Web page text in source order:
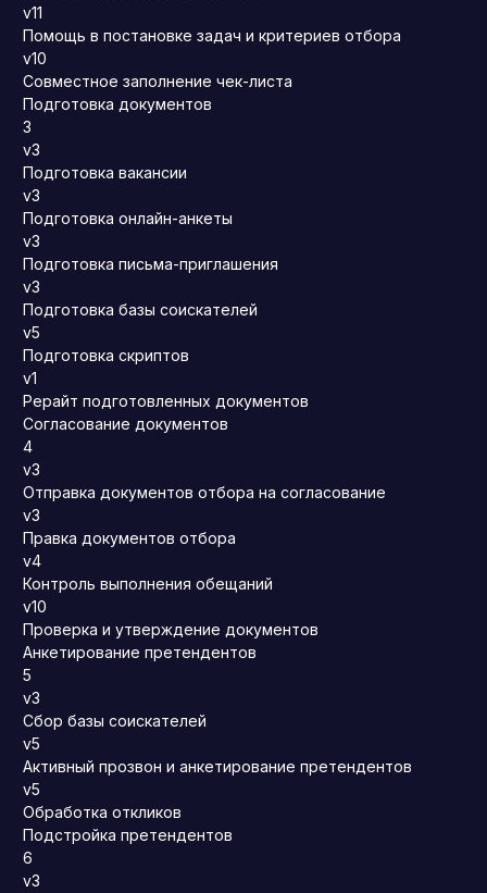
v11
Помощь в постановке задач и критериев отбора
v10
Совместное заполнение чек-листа
Подготовка документов
3
v3
Подготовка вакансии
v3
Подготовка онлайн-анкеты
v3
Подготовка письма-приглашения
v3
Подготовка базы соискателей
v5
Подготовка скриптов
v1
Рерайт подготовленных документов
Согласование документов
4
v3
Отправка документов отбора на согласование
v3
Правка документов отбора
v4
Контроль выполнения обещаний
v10
Проверка и утверждение документов
Анкетирование претендентов
5
v3
Сбор базы соискателей
v5
Активный прозвон и анкетирование претендентов
v5
Обработка откликов
Подстройка претендентов
6
v3